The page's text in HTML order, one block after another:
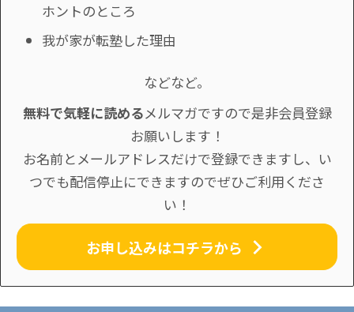
ホントのところ
我が家が転塾した理由
などなど。
無料で気軽に読めるメルマガですので是非会員登録
お願いします！
お名前とメールアドレスだけで登録できますし、い
つでも配信停止にできますのでぜひご利用くださ
い！
お申し込みはコチラから